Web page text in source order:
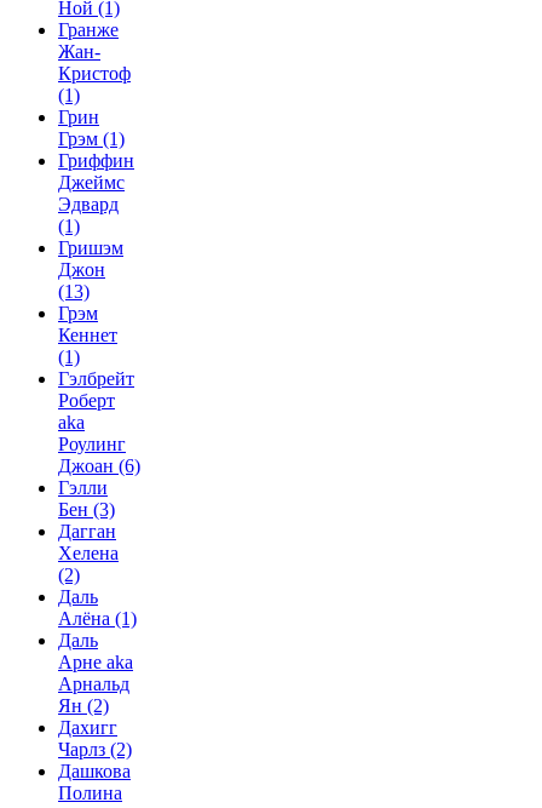
Ной (1)
Гранже
Жан-
Кристоф
(1)
Грин
Грэм (1)
Гриффин
Джеймс
Эдвард
(1)
Гришэм
Джон
(13)
Грэм
Кеннет
(1)
Гэлбрейт
Роберт
aka
Роулинг
Джоан (6)
Гэлли
Бен (3)
Дагган
Хелена
(2)
Даль
Алёна (1)
Даль
Арне aka
Арнальд
Ян (2)
Дахигг
Чарлз (2)
Дашкова
Полина